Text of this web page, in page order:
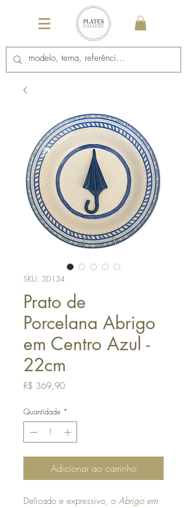
SKU: 3D134
Prato de
Porcelana Abrigo
em Centro Azul -
22cm
R$ 369,90Preço
Quantidade *
Adicionar ao carrinho
Delicado e expressivo, o Abrigo em